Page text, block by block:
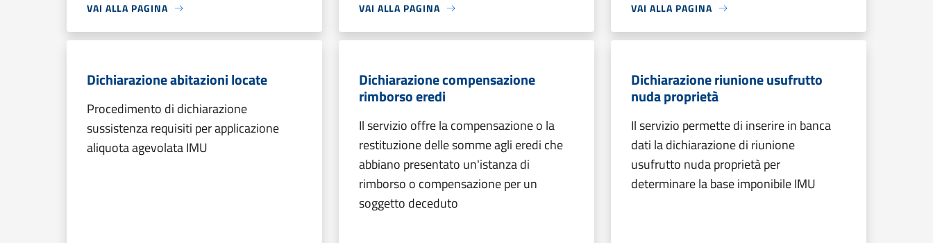
VAI ALLA PAGINA VAI ALLA PAGINA VAI ALLA PAGINA
Dichiarazione abitazioni locate
Procedimento di dichiarazione
sussistenza requisiti per applicazione
aliquota agevolata IMU
Dichiarazione compensazione
rimborso eredi
Il servizio offre la compensazione o la
restituzione delle somme agli eredi che
abbiano presentato un'istanza di
rimborso o compensazione per un
soggetto deceduto
Dichiarazione riunione usufrutto
nuda proprietà
Il servizio permette di inserire in banca
dati la dichiarazione di riunione
usufrutto nuda proprietà per
determinare la base imponibile IMU